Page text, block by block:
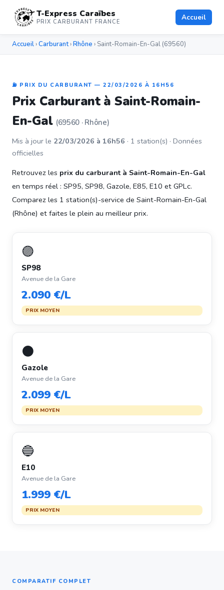
T-Express Caraïbes
PRIX CARBURANT FRANCE Accueil
Accueil ›Carburant›Rhône › Saint-Romain-En-Gal (69560)
⛽ PRIX DU CARBURANT — 22/03/2026 À 16H56
Prix Carburant à Saint-Romain-
En-Gal (69560 · Rhône)
Mis à jour le 22/03/2026 à 16h56 · 1 station(s) · Données
officielles
Retrouvez les prix du carburant à Saint-Romain-En-Gal
en temps réel : SP95, SP98, Gazole, E85, E10 et GPLc.
Comparez les 1 station(s)-service de Saint-Romain-En-Gal
(Rhône) et faites le plein au meilleur prix.
🟣
SP98
Avenue de la Gare
2.090 €/L
PRIX MOYEN
⚫
Gazole
Avenue de la Gare
2.099 €/L
PRIX MOYEN
🔵
E10
Avenue de la Gare
1.999 €/L
PRIX MOYEN
COMPARATIF COMPLET